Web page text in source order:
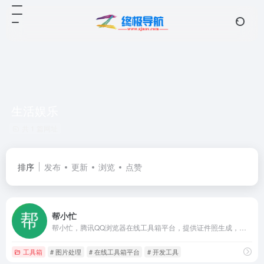
排序 发布 更新 浏览 点赞
帮小忙
工具箱 # 图片处理 # 在线工具箱平台 # 开发工具